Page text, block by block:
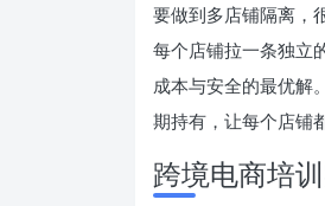
要做到多店铺隔离，
每个店铺拉一条独立
成本与安全的最优解
期持有，让每个店铺
跨境电商培